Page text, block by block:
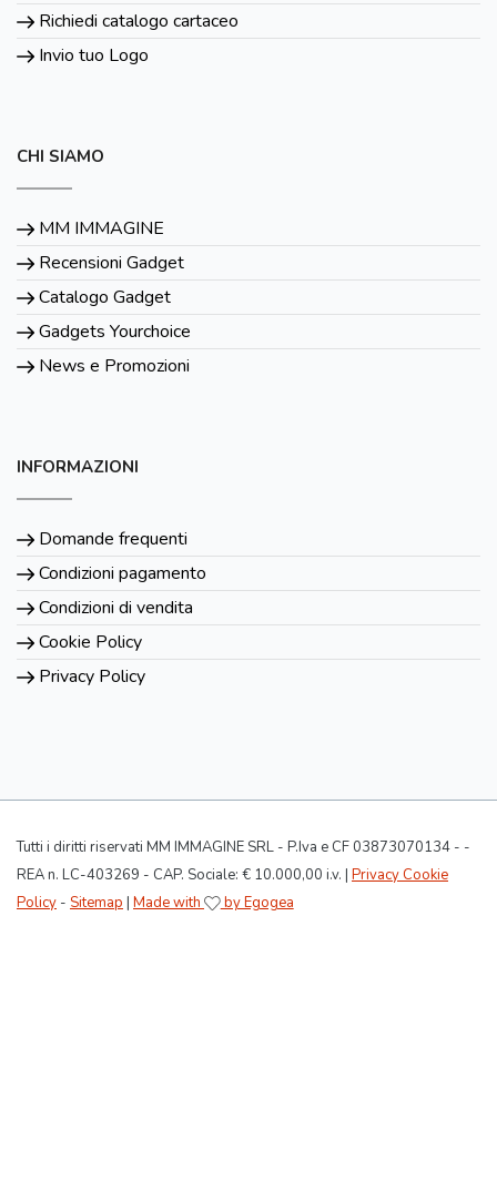
Richiedi catalogo cartaceo
Invio tuo Logo
CHI SIAMO
MM IMMAGINE
Recensioni Gadget
Catalogo Gadget
Gadgets Yourchoice
News e Promozioni
INFORMAZIONI
Domande frequenti
Condizioni pagamento
Condizioni di vendita
Cookie Policy
Privacy Policy
Tutti i diritti riservati MM IMMAGINE SRL - P.Iva e CF 03873070134 - -
REA n. LC-403269 - CAP. Sociale: € 10.000,00 i.v. | Privacy Cookie
Policy - Sitemap | Made with by Egogea